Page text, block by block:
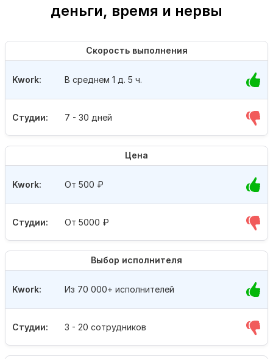
деньги, время и нервы
Скорость выполнения
Студии: 7 - 30 дней
Kwork: В среднем 1 д. 5 ч.
Цена
Студии: От 5000 ₽
Kwork: От 500 ₽
Выбор исполнителя
Студии: 3 - 20 сотрудников
Kwork: Из 70 000+ исполнителей